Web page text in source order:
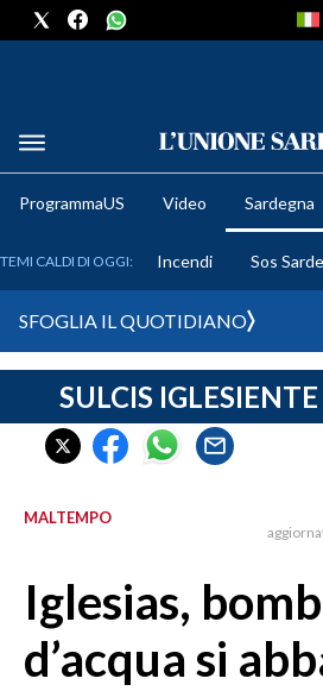
METEO
CRONACA SARDEGNA
CAGLIARI
SULCIS IGLESIENTE
SASSARI E PROVINCIA
GALLURA
NUORO E PROVINCIA
ProgrammaUS Video Sardegna
TEMI CALDI DI OGGI: Incendi Sos
SFOGLIA IL QUOTIDIANO
SULCIS IGLESIENTE
MALTEMPO
Iglesias,
d’acqua si